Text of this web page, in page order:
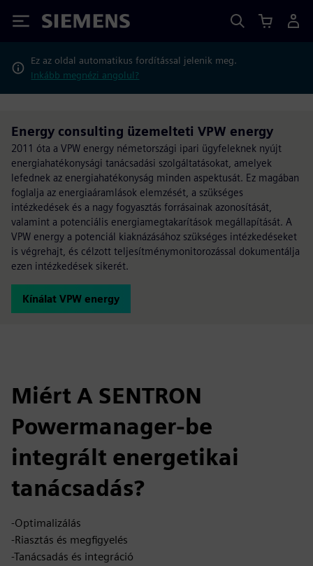
Siemens
Ez az oldal automatikus fordítással jelenik meg.
Inkább megnézi angolul?
Energy consulting üzemelteti VPW energy
2011 óta a VPW energy németországi ipari ügyfeleknek nyújt
energiahatékonysági tanácsadási szolgáltatásokat, amelyek
lefednek az energiahatékonyság minden aspektusát. Ez magában
foglalja az energiaáramlások elemzését, a szükséges
intézkedések és a nagy fogyasztás forrásainak azonosítását,
valamint a potenciális energiamegtakarítások megállapítását. A
VPW energy a potenciál kiaknázásához szükséges intézkedéseket
is végrehajt, és célzott teljesítménymonitorozással dokumentálja
ezen intézkedések sikerét.
Kínálat VPW energy
Miért A SENTRON
Powermanager-be
integrált energetikai
tanácsadás?
-Optimalizálás
-Riasztás és megfigyelés
-Tanácsadás és integráció